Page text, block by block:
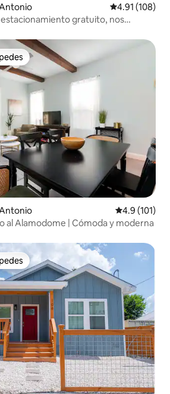
Calificación
4.91 (108)
gratuito, nos
Calificación
4.9 (101)
al Alamodome | Cómoda y moderna